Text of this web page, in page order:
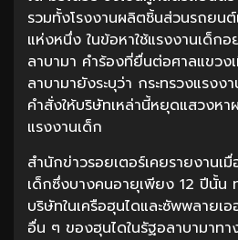
รวมทั้งโรงงานผลิตชิ้นส่วนรถยน
แห่งหนึ่ง ในข้อหาใช้แรงงานเด็ก
ลาบามา คำร้องที่ยื่นต่อศาลแขวง
ลาบามายังระบุว่า กระทรวงแรงง
คำสั่งให้บริษัทเหล่านี้หยุดแสวงหา
แรงงานเด็ก
สำนักข่าวรอยเตอร์เคยรายงาน
เด็กซึ่งบางคนอายุเพียง 12 ปีนั้น
บริษัทในเครือฮุนไดและซัพพลายเ
อื่น ๆ ของฮุนไดในรัฐอลาบามาท